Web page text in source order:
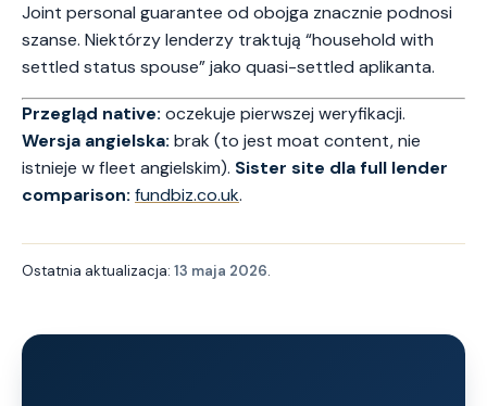
Joint personal guarantee od obojga znacznie podnosi
szanse. Niektórzy lenderzy traktują “household with
settled status spouse” jako quasi-settled aplikanta.
Przegląd native: oczekuje pierwszej weryfikacji.
Wersja angielska: brak (to jest moat content, nie
istnieje w fleet angielskim). Sister site dla full lender
comparison: fundbiz.co.uk.
Ostatnia aktualizacja: 13 maja 2026.